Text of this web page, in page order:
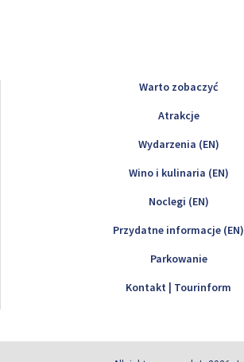
Warto zobaczyć
Atrakcje
Wydarzenia (EN)
Wino i kulinaria (EN)
Noclegi (EN)
Przydatne informacje (EN)
Parkowanie
Kontakt | Tourinform